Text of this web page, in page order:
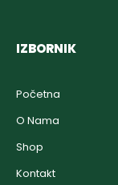
IZBORNIK
Početna
O Nama
Shop
Kontakt